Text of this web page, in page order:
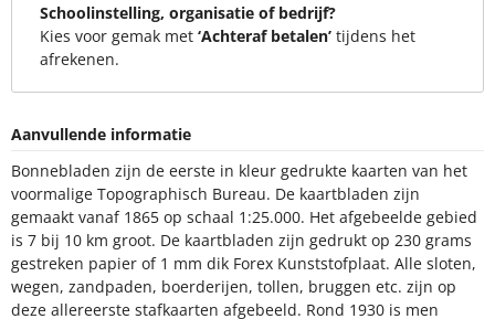
Schoolinstelling, organisatie of bedrijf?
Kies voor gemak met ‘Achteraf betalen’ tijdens het
afrekenen.
Aanvullende informatie
Bonnebladen zijn de eerste in kleur gedrukte kaarten van het
voormalige Topographisch Bureau. De kaartbladen zijn
gemaakt vanaf 1865 op schaal 1:25.000. Het afgebeelde gebied
is 7 bij 10 km groot. De kaartbladen zijn gedrukt op 230 grams
gestreken papier of 1 mm dik Forex Kunststofplaat. Alle sloten,
wegen, zandpaden, boerderijen, tollen, bruggen etc. zijn op
deze allereerste stafkaarten afgebeeld. Rond 1930 is men